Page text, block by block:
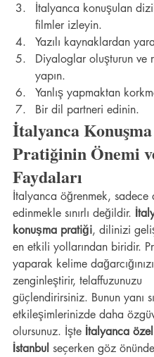
İtalyanca konuşulan
filmler izleyin.
Yazılı kaynaklardan
Diyaloglar oluşturun ve
yapın.
Yanlış yapmaktan
Bir dil partneri edinin.
İtalyanca Konuşma
Pratiğinin Önemi
Faydaları
İtalyanca öğrenmek, sadece
edinmekle sınırlı değildir.
konuşma pratiği, dilinizi
en etkili yollarından biridir.
yaparak kelime dağarcığınızı
zenginleştirir, telaffuzunuzu
güçlendirirsiniz. Bunun yanı
etkileşimlerinizde daha
olursunuz. İşte İtalyanca
İstanbul seçerken göz önünde